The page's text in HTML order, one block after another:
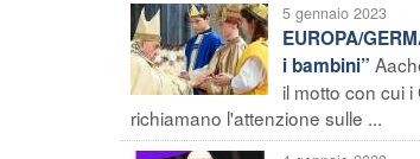
5 gennaio 2023
EUROPA/
i bambini”
il motto con cui
richiamano l'attenzione sulle ...